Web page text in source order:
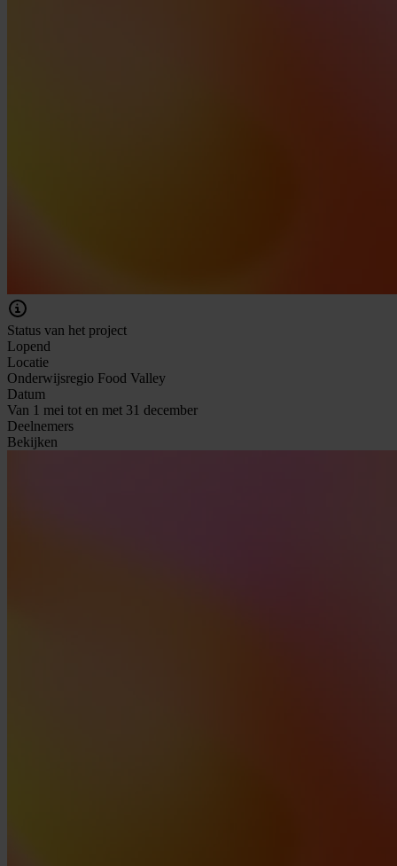
Status van het project
Lopend
Locatie
Onderwijsregio Food Valley
Datum
Van 1 mei tot en met 31 december
Deelnemers
Bekijken